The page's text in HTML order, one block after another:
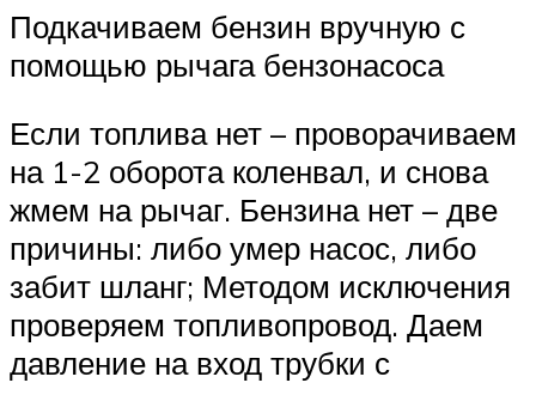
Подкачиваем бензин вручную с
помощью рычага бензонасоса
Если топлива нет – проворачиваем
на 1-2 оборота коленвал, и снова
жмем на рычаг. Бензина нет – две
причины: либо умер насос, либо
забит шланг; Методом исключения
проверяем топливопровод. Даем
давление на вход трубки с